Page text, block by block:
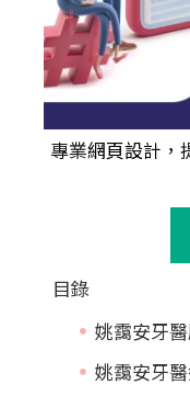
專業網頁設計
目錄
姚靄安牙
姚靄安牙